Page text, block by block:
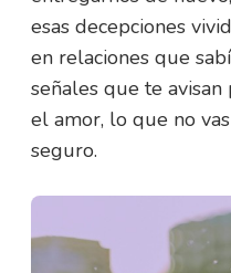
esas decepciones
en relaciones que
señales que te
el amor, lo que no
seguro.